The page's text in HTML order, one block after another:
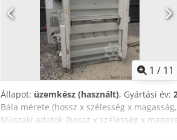
1 / 11
Állapot: üzemkész (használt), Gyártási év:
Bála mérete (hossz x szélesség x
Műszaki adatok (hossz x szélesség x
Ciklusidő (mp): 35 Préselési erő (T): 54